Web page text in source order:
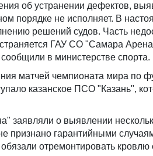
об устранении дефектов,
порядке не исполняет. В
решений судов. Часть
ГАУ СО "Самара
в министерстве спорта.
матчей чемпионата мира по
казанское ПСО "Казань",
заявляли о выявлении
признано гарантийными
отремонтировать кровлю